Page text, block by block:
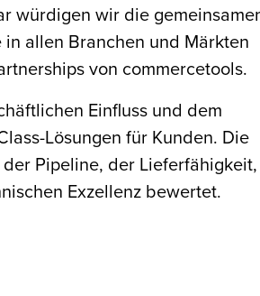
würdigen wir die
allen Branchen und Märkten
von commercetools.
Einfluss und dem
Lösungen für Kunden. Die
Pipeline, der Lieferfähigkeit,
Exzellenz bewertet.